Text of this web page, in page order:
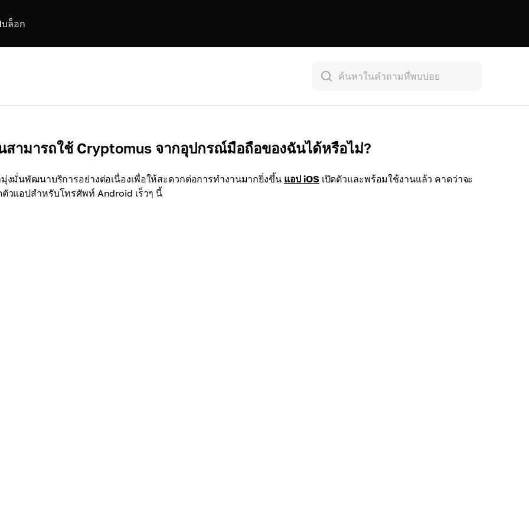
บล็อก
สามารถใช้ Cryptomus จากอุปกรณ์มือถือของฉันได้หรือไม่?
มุ่งมั่นพัฒนาบริการอย่างต่อเนื่องเพื่อให้สะดวกต่อการทำงานมากยิ่งขึ้น แอป iOS เปิดตัวและพร้อมใช้งานแล้ว คาดว่าจะ
ตัวแอปสำหรับโทรศัพท์ Android เร็วๆ นี้